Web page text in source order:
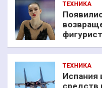
ТЕХНИКА
ТЕХНИКА
Испания